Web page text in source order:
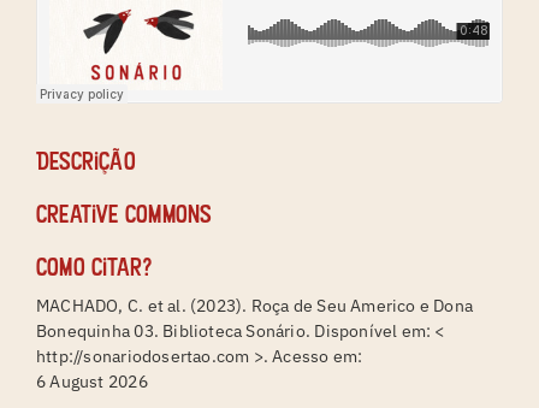
Descrição
Creative Commons
Como citar?
MACHADO, C. et al. (2023). Roça de Seu Americo e Dona
Bonequinha 03. Biblioteca Sonário. Disponível em: <
http://sonariodosertao.com >. Acesso em:
6 August 2026